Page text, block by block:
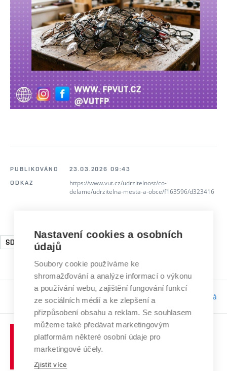
PUBLIKOVÁNO
23.03.2026 09:43
ODKAZ
https://www.vut.cz/udrzitelnost/co-
delame/udrzitelna-mesta-a-obce/f163596/d323416
SDG1 SDG3
Odpovědnost:Bc. Tereza Kučerová
Nastavení cookies a osobních
údajů
Soubory cookie používáme ke
shromažďování a analýze informací o výkonu
a používání webu, zajištění fungování funkcí
ze sociálních médií a ke zlepšení a
přizpůsobení obsahu a reklam. Se souhlasem
můžeme také předávat marketingovým
platformám některé osobní údaje pro
marketingové účely.
Zjistit více